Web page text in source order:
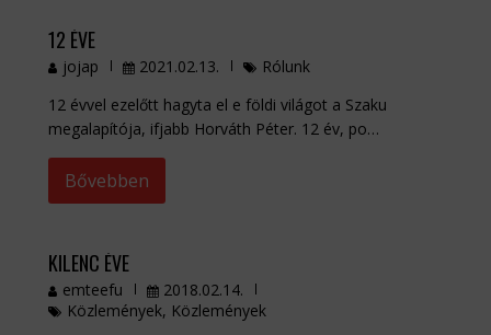
12 ÉVE
jojap 2021.02.13.
Rólunk
12 évvel ezelőtt hagyta el e földi világot a Szaku
megalapítója, ifjabb Horváth Péter. 12 év, po…
Bővebben
KILENC ÉVE
emteefu
2018.02.14.
Közlemények, Közlemények